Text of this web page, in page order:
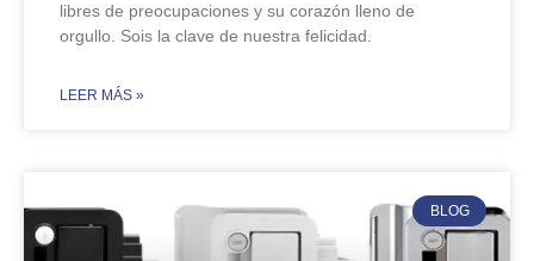
libres de preocupaciones y su corazón lleno de
orgullo. Sois la clave de nuestra felicidad.
​LEER MÁS »
BLOG